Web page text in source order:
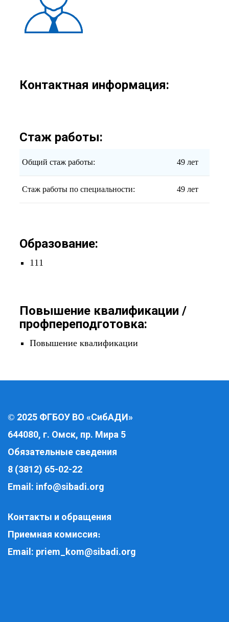
Контактная информация:
Стаж работы:
Общий стаж работы: 49 лет
Стаж работы по специальности: 49 лет
Образование:
111
Повышение квалификации /
профпереподготовка:
Повышение квалификации
© 2025 ФГБОУ ВО «СибАДИ»
644080, г. Омск, пр. Мира 5
Обязательные сведения
8 (3812) 65-02-22
Email: info@sibadi.org
Контакты и обращения
Приемная комиссия:
Email: priem_kom@sibadi.org